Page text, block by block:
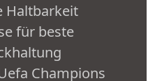
Haltbarkeit
für beste
Champions